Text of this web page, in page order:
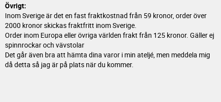
Övrigt:
Inom Sverige är det en fast fraktkostnad från 59 kronor, order över
2000 kronor skickas fraktfritt inom Sverige.
Order inom Europa eller övriga världen frakt från 125 kronor. Gäller ej
spinnrockar och vävstolar
Det går även bra att hämta dina varor i min ateljé, men meddela mig
då detta så jag är på plats när du kommer.